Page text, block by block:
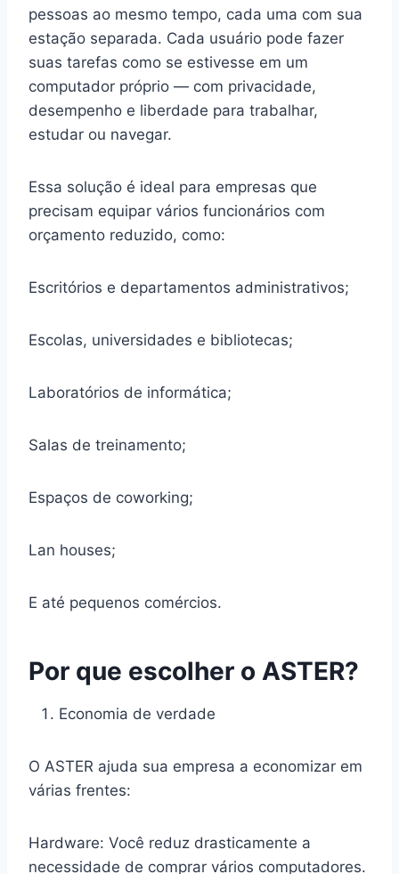
pessoas ao mesmo tempo, cada uma com sua
estação separada. Cada usuário pode fazer
suas tarefas como se estivesse em um
computador próprio — com privacidade,
desempenho e liberdade para trabalhar,
estudar ou navegar.
Essa solução é ideal para empresas que
precisam equipar vários funcionários com
orçamento reduzido, como:
Escritórios e departamentos administrativos;
Escolas, universidades e bibliotecas;
Laboratórios de informática;
Salas de treinamento;
Espaços de coworking;
Lan houses;
E até pequenos comércios.
Por que escolher o ASTER?
Economia de verdade
O ASTER ajuda sua empresa a economizar em
várias frentes:
Hardware: Você reduz drasticamente a
necessidade de comprar vários computadores.